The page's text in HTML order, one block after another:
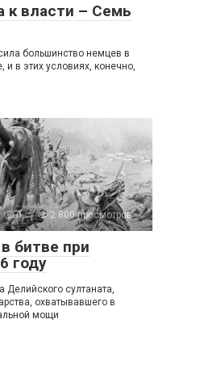
к власти – Семь
большинство немцев в
в этих условиях, конечно,
0 2 800 просмотров
битве при
году
Делийского султаната,
охватывавшего в
мощи